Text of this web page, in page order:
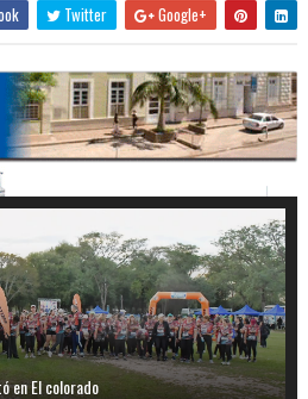
Twitter Google+
en El colorado